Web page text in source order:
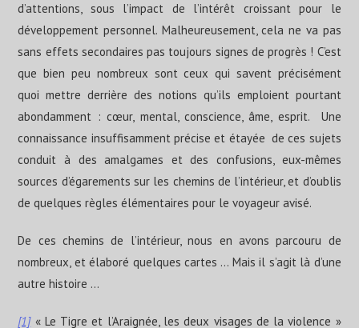
d’attentions, sous l’impact de l’intérêt croissant pour le
développement personnel. Malheureusement, cela ne va pas
sans effets secondaires pas toujours signes de progrès ! C’est
que bien peu nombreux sont ceux qui savent précisément
quoi mettre derrière des notions qu’ils emploient pourtant
abondamment : cœur, mental, conscience, âme, esprit. Une
connaissance insuffisamment précise et étayée de ces sujets
conduit à des amalgames et des confusions, eux-mêmes
sources d’égarements sur les chemins de l’intérieur, et d’oublis
de quelques règles élémentaires pour le voyageur avisé.
De ces chemins de l’intérieur, nous en avons parcouru de
nombreux, et élaboré quelques cartes … Mais il s’agit là d’une
autre histoire …
[1]« Le Tigre et l’Araignée, les deux visages de la violence »